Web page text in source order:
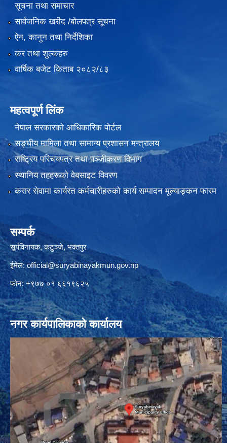
सूचना तथा समाचार
सार्वजनिक खरीद /बोलपत्र सूचना
ऐन, कानुन तथा निर्देशिका
कर तथा शुल्कहरु
वार्षिक बजेट किताब २०८२/८३
महत्वपूर्ण लिंक
नेपाल सरकारको आधिकारिक पोर्टल
सङ्‍घीय मामिला तथा सामान्य प्रशासन मन्त्रालय
राष्ट्रिय परिचयपत्र तथा पञ्जीकरण विभाग
स्थानिय तहहरूको वेबसाइट विवरण
करार सेवामा कार्यरत कर्मचारीहरुको कार्य सम्पादन मूल्याङ्कन फारम
सम्पर्क
सूर्यविनायक, कटुञ्जे, भक्तपुर
ईमेल:official@suryabinayakmun.gov.np
फोन: +९७७ ०१ ६६१९६२५
नगर कार्यपालिकाको कार्यालय